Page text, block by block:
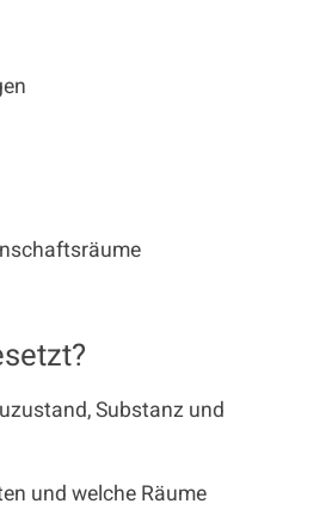
Substanz und
und welche Räume